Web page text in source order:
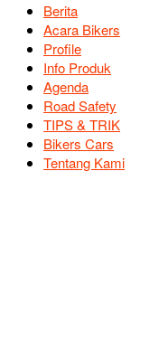
Berita
Acara Bikers
Profile
Info Produk
Agenda
Road Safety
TIPS & TRIK
Bikers Cars
Tentang Kami